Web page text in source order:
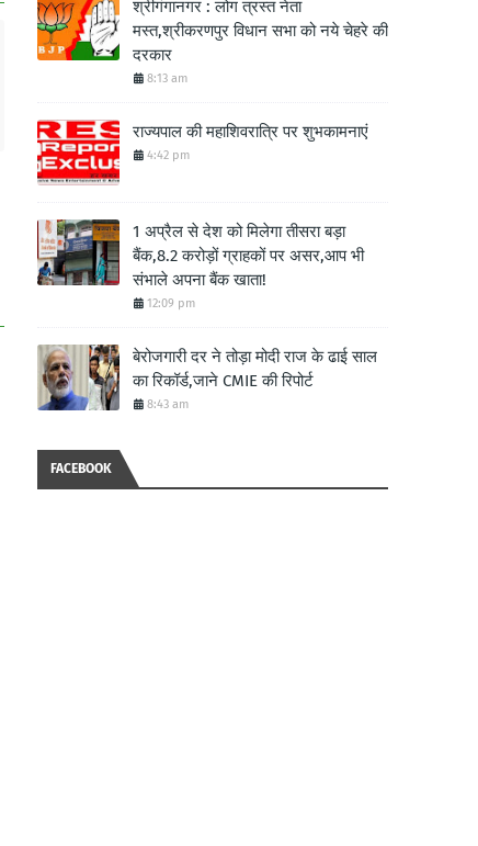
श्रीगंगानगर : लोग त्रस्त नेता
मस्त,श्रीकरणपुर विधान सभा को नये चेहरे की
दरकार
8:13 am
राज्यपाल की महाशिवरात्रि पर शुभकामनाएं
4:42 pm
1 अप्रैल से देश को मिलेगा तीसरा बड़ा
बैंक,8.2 करोड़ों ग्राहकों पर असर,आप भी
संभाले अपना बैंक खाता!
12:09 pm
बेरोजगारी दर ने तोड़ा मोदी राज के ढाई साल
का रिकॉर्ड,जाने CMIE की रिपोर्ट
8:43 am
FACEBOOK